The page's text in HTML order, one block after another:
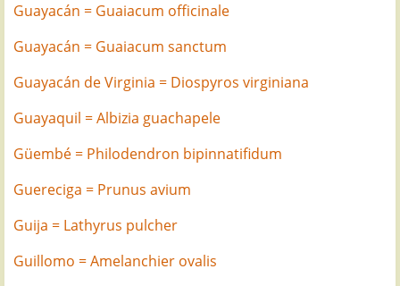
Guayacán = Guaiacum officinale
Guayacán = Guaiacum sanctum
Guayacán de Virginia = Diospyros virginiana
Guayaquil = Albizia guachapele
Güembé = Philodendron bipinnatifidum
Guereciga = Prunus avium
Guija = Lathyrus pulcher
Guillomo = Amelanchier ovalis